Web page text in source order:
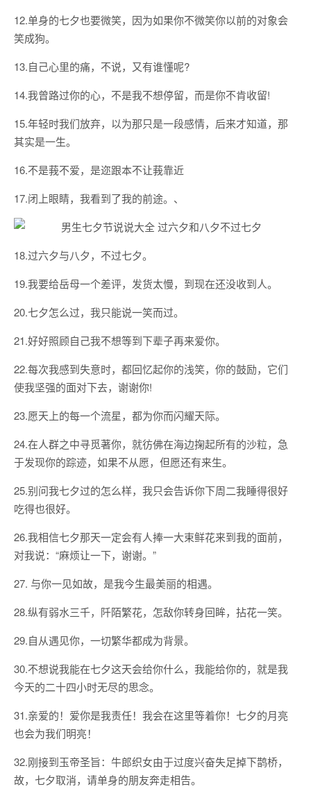
12.单身的七夕也要微笑，因为如果你不微笑你以前的对象会
笑成狗。
13.自己心里的痛，不说，又有谁懂呢?
14.我曾路过你的心，不是我不想停留，而是你不肯收留!
15.年轻时我们放弃，以为那只是一段感情，后来才知道，那
其实是一生。
16.不是莪不爱，是迩跟本不让莪靠近
17.闭上眼睛，我看到了我的前途。、
18.过六夕与八夕，不过七夕。
19.我要给岳母一个差评，发货太慢，到现在还没收到人。
20.七夕怎么过，我只能说一笑而过。
21.好好照顾自己我不想等到下辈子再来爱你。
22.每次我感到失意时，都回忆起你的浅笑，你的鼓励，它们
使我坚强的面对下去，谢谢你!
23.愿天上的每一个流星，都为你而闪耀天际。
24.在人群之中寻觅著你，就彷佛在海边掬起所有的沙粒，急
于发现你的踪迹，如果不从愿，但愿还有来生。
25.别问我七夕过的怎么样，我只会告诉你下周二我睡得很好
吃得也很好。
26.我相信七夕那天一定会有人捧一大束鲜花来到我的面前，
对我说：“麻烦让一下，谢谢。”
27. 与你一见如故，是我今生最美丽的相遇。
28.纵有弱水三千，阡陌繁花，怎敌你转身回眸，拈花一笑。
29.自从遇见你，一切繁华都成为背景。
30.不想说我能在七夕这天会给你什么，我能给你的，就是我
今天的二十四小时无尽的思念。
31.亲爱的！爱你是我责任！我会在这里等着你！七夕的月亮
也会为我们明亮！
32.刚接到玉帝圣旨：牛郎织女由于过度兴奋失足掉下鹊桥，
故，七夕取消，请单身的朋友奔走相告。